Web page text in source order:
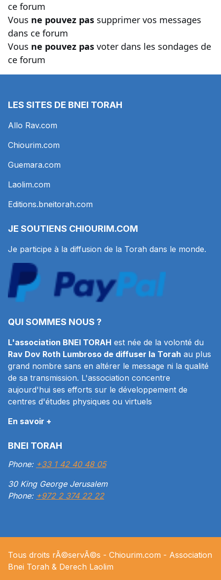
ce forum
Vous ne pouvez pas supprimer vos messages
dans ce forum
Vous ne pouvez pas voter dans les sondages de
ce forum
LES SITES DE BNEI TORAH
Allo Rav.com
Chiourim.com
Guemara.com
Laolim.com
Editions.bneitorah.com
JE SOUTIENS CHIOURIM.COM
Je participe à la diffusion de la Torah dans le monde.
QUI SOMMES NOUS ?
L'association BNEI TORAH est née de la volonté du
Rav Dov Roth Lumbroso de diffuser la Torah au plus
grand nombre sans en altérer le message ni la qualité
de sa transmission. L'association concentre
aujourd'hui ses efforts sur le développement de
centres d'études physiques ou virtuels
En savoir +
BNEI TORAH
Phone: +33 1 42 40 48 05
30 King George Jerusalem
Phone: +972 2 374 22 22
Tous droits rÃ©servÃ©s - Chiourim.com - Association
Bnei Torah & Derech Laolim